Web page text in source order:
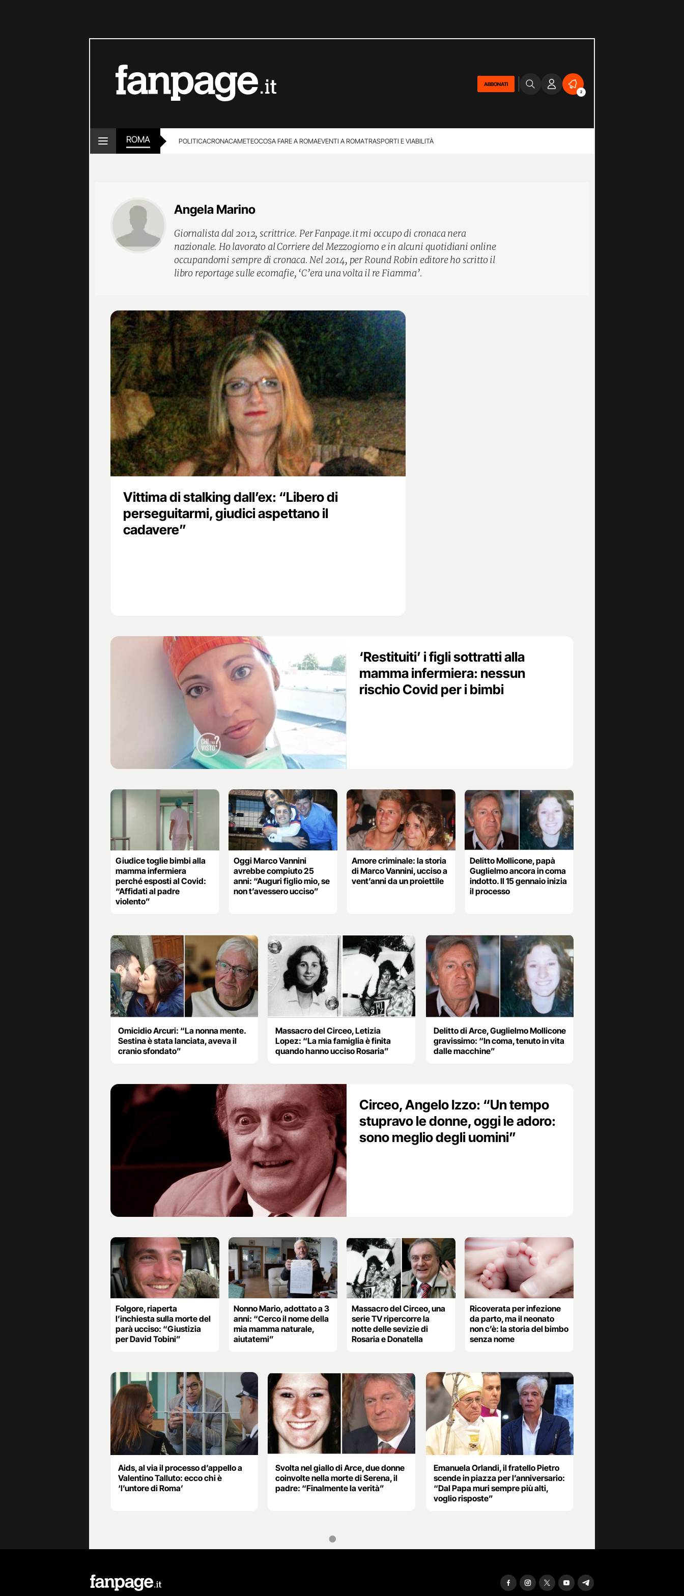
ABBONATI
2
ROMA POLITICACRONACAMETEOCOSA FARE A ROMAEVENTI A ROMATRASPORTI E VIABILITÀ
Angela Marino
Giornalista dal 2012, scrittrice. Per Fanpage.it mi occupo di cronaca nera
nazionale. Ho lavorato al Corriere del Mezzogiorno e in alcuni quotidiani online
occupandomi sempre di cronaca. Nel 2014, per Round Robin editore ho scritto il
libro reportage sulle ecomafie, ‘C’era una volta il re Fiamma’.
Vittima di stalking dall’ex: “Libero di
perseguitarmi, giudici aspettano il
cadavere”
‘Restituiti’ i figli sottratti alla
mamma infermiera: nessun
rischio Covid per i bimbi
Giudice toglie bimbi alla
mamma infermiera
perché esposti al Covid:
“Affidati al padre
violento”
Oggi Marco Vannini
avrebbe compiuto 25
anni: “Auguri figlio mio, se
non t’avessero ucciso”
Amore criminale: la storia
di Marco Vannini, ucciso a
vent’anni da un proiettile
Delitto Mollicone, papà
Guglielmo ancora in coma
indotto. Il 15 gennaio inizia
il processo
Omicidio Arcuri: “La nonna mente.
Sestina è stata lanciata, aveva il
cranio sfondato”
Massacro del Circeo, Letizia
Lopez: “La mia famiglia è finita
quando hanno ucciso Rosaria”
Delitto di Arce, Guglielmo Mollicone
gravissimo: “In coma, tenuto in vita
dalle macchine”
Circeo, Angelo Izzo: “Un tempo
stupravo le donne, oggi le adoro:
sono meglio degli uomini”
Folgore, riaperta
l’inchiesta sulla morte del
parà ucciso: “Giustizia
per David Tobini”
Nonno Mario, adottato a 3
anni: “Cerco il nome della
mia mamma naturale,
aiutatemi”
Massacro del Circeo, una
serie TV ripercorre la
notte delle sevizie di
Rosaria e Donatella
Ricoverata per infezione
da parto, ma il neonato
non c’è: la storia del bimbo
senza nome
Aids, al via il processo d’appello a
Valentino Talluto: ecco chi è
‘l’untore di Roma’
Svolta nel giallo di Arce, due donne
coinvolte nella morte di Serena, il
padre: “Finalmente la verità”
Emanuela Orlandi, il fratello Pietro
scende in piazza per l’anniversario:
“Dal Papa muri sempre più alti,
voglio risposte”